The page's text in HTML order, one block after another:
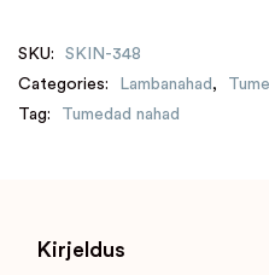
SKU:
SKIN-348
Categories:
Lambanahad ,
Tag:
Tumedad nahad
Kirjeldus